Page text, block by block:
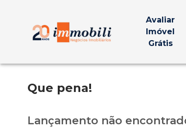
Avaliar
Imóvel
Grátis
Que pena!
Lançamento não